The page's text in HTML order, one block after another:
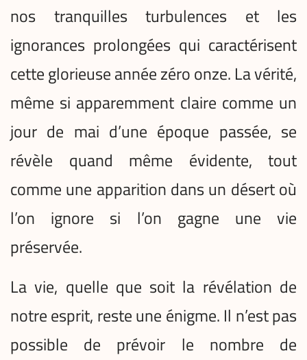
nos tranquilles turbulences et les
ignorances prolongées qui caractérisent
cette glorieuse année zéro onze. La vérité,
même si apparemment claire comme un
jour de mai d’une époque passée, se
révèle quand même évidente, tout
comme une apparition dans un désert où
l’on ignore si l’on gagne une vie
préservée.
La vie, quelle que soit la révélation de
notre esprit, reste une énigme. Il n’est pas
possible de prévoir le nombre de